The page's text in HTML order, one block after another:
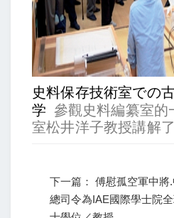
史料保存技術室での
学 參觀史料編纂室
室松井洋子教授講解
下一篇： 傅慰孤空軍中將
總司令為IAE國際學士院